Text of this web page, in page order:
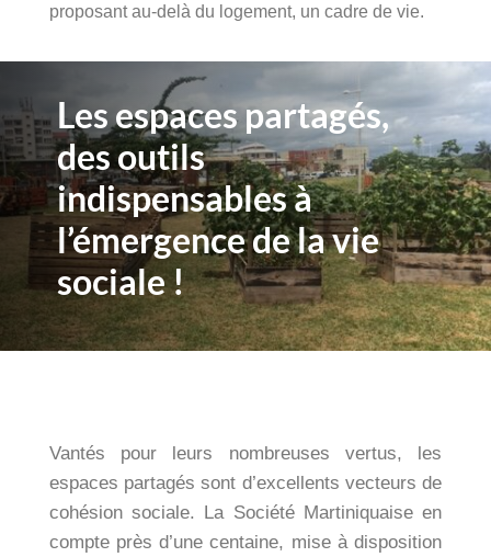
proposant au-delà du logement, un cadre de vie.
Les espaces partagés,
des outils
indispensables à
l’émergence de la vie
sociale !
Vantés pour leurs nombreuses vertus, les
espaces partagés sont d’excellents vecteurs de
cohésion sociale. La Société Martiniquaise en
compte près d’une centaine, mise à disposition